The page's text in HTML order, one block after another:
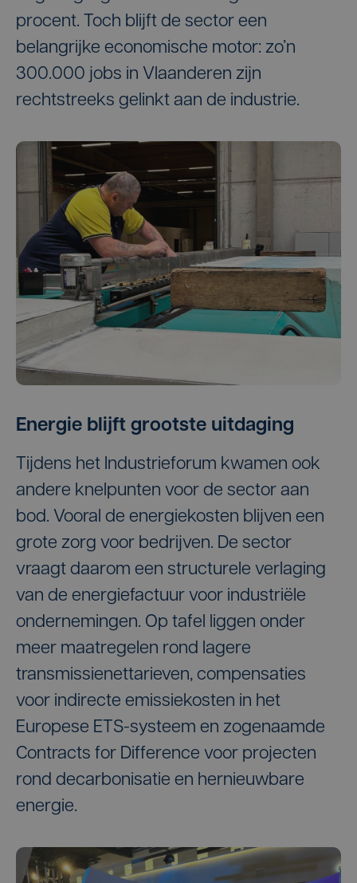
procent. Toch blijft de sector een
belangrijke economische motor: zo’n
300.000 jobs in Vlaanderen zijn
rechtstreeks gelinkt aan de industrie.
Energie blijft grootste uitdaging
Tijdens het Industrieforum kwamen ook
andere knelpunten voor de sector aan
bod. Vooral de energiekosten blijven een
grote zorg voor bedrijven. De sector
vraagt daarom een structurele verlaging
van de energiefactuur voor industriële
ondernemingen. Op tafel liggen onder
meer maatregelen rond lagere
transmissienettarieven, compensaties
voor indirecte emissiekosten in het
Europese ETS-systeem en zogenaamde
Contracts for Difference voor projecten
rond decarbonisatie en hernieuwbare
energie.